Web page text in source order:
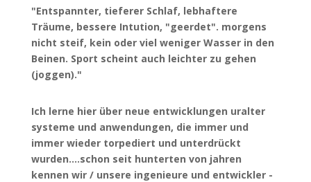
"Entspannter, tieferer Schlaf, lebhaftere
Träume, bessere Intution, "geerdet". morgens
nicht steif, kein oder viel weniger Wasser in den
Beinen. Sport scheint auch leichter zu gehen
(joggen)."
Ich lerne hier über neue entwicklungen uralter
systeme und anwendungen, die immer und
immer wieder torpediert und unterdrückt
wurden....schon seit hunterten von jahren
kennen wir / unsere ingenieure und entwickler -